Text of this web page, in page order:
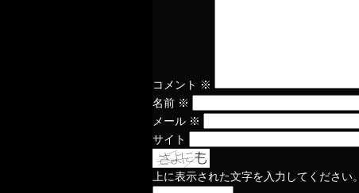
コメント ※
名前 ※
メール ※
サイト
上に表示された文字を入力してください。